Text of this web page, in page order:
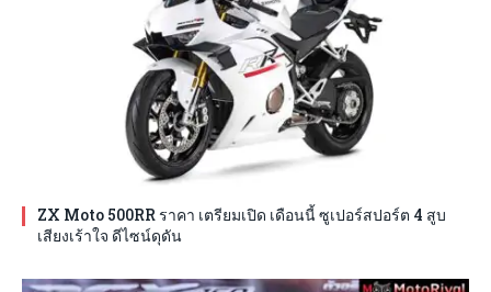
ZX Moto 500RR ราคา เตรียมเปิด เดือนนี้ ซูเปอร์สปอร์ต 4 สูบ
เสียงเร้าใจ ดีไซน์ดุดัน